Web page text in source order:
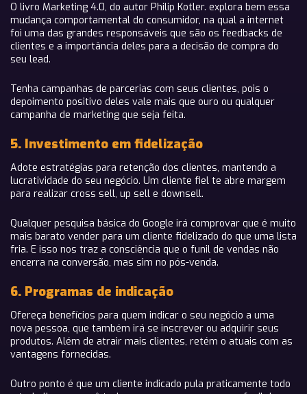
O livro Marketing 4.0, do autor Philip Kotler. explora bem essa
mudança comportamental do consumidor, na qual a internet
foi uma das grandes responsáveis que são os feedbacks de
clientes e a importância deles para a decisão de compra do
seu lead.
Tenha campanhas de parcerias com seus clientes, pois o
depoimento positivo deles vale mais que ouro ou qualquer
campanha de marketing que seja feita.
5. Investimento em fidelização
Adote estratégias para retenção dos clientes, mantendo a
lucratividade do seu negócio. Um cliente fiel te abre margem
para realizar cross sell, up sell e downsell.
Qualquer pesquisa básica do Google irá comprovar que é muito
mais barato vender para um cliente fidelizado do que uma lista
fria. E isso nos traz a consciência que o funil de vendas não
encerra na conversão, mas sim no pós-venda.
6. Programas de indicação
Ofereça benefícios para quem indicar o seu negócio a uma
nova pessoa, que também irá se inscrever ou adquirir seus
produtos. Além de atrair mais clientes, retém o atuais com as
vantagens fornecidas.
Outro ponto é que um cliente indicado pula praticamente todo